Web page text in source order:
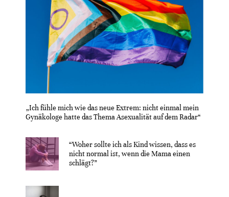
„Ich fühle mich wie das neue Extrem: nicht einmal mein
Gynäkologe hatte das Thema Asexualität auf dem Radar“
“Woher sollte ich als Kind wissen, dass es
nicht normal ist, wenn die Mama einen
schlägt?”